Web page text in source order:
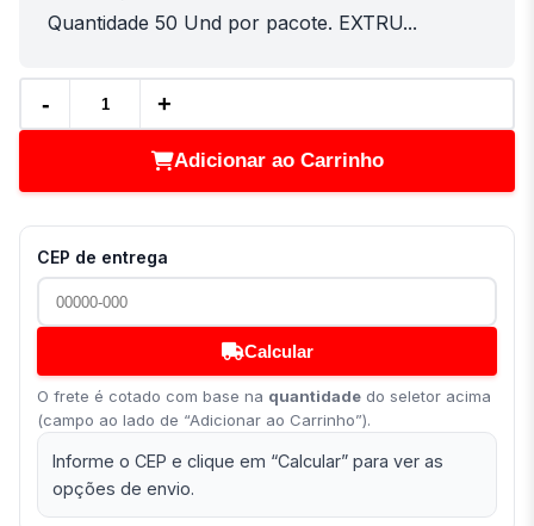
Quantidade 50 Und por pacote. EXTRU...
- +
Adicionar ao Carrinho
CEP de entrega
Calcular
O frete é cotado com base na quantidade do seletor acima
(campo ao lado de “Adicionar ao Carrinho”).
Informe o CEP e clique em “Calcular” para ver as
opções de envio.